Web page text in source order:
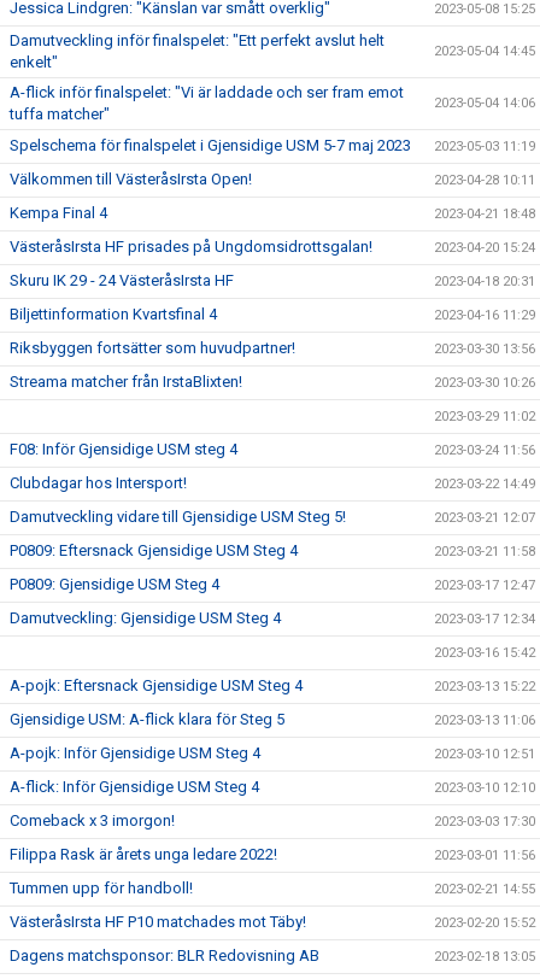
Jessica Lindgren: "Känslan var smått overklig" 2023-05-08 15:25
Damutveckling inför finalspelet: "Ett perfekt avslut helt
enkelt"
2023-05-04 14:45
A-flick inför finalspelet: "Vi är laddade och ser fram emot
tuffa matcher"
2023-05-04 14:06
Spelschema för finalspelet i Gjensidige USM 5-7 maj 2023 2023-05-03 11:19
Välkommen till VästeråsIrsta Open! 2023-04-28 10:11
Kempa Final 4 2023-04-21 18:48
VästeråsIrsta HF prisades på Ungdomsidrottsgalan! 2023-04-20 15:24
Skuru IK 29 - 24 VästeråsIrsta HF 2023-04-18 20:31
Biljettinformation Kvartsfinal 4 2023-04-16 11:29
Riksbyggen fortsätter som huvudpartner! 2023-03-30 13:56
Streama matcher från IrstaBlixten! 2023-03-30 10:26
2023-03-29 11:02
F08: Inför Gjensidige USM steg 4 2023-03-24 11:56
Clubdagar hos Intersport! 2023-03-22 14:49
Damutveckling vidare till Gjensidige USM Steg 5! 2023-03-21 12:07
P0809: Eftersnack Gjensidige USM Steg 4 2023-03-21 11:58
P0809: Gjensidige USM Steg 4 2023-03-17 12:47
Damutveckling: Gjensidige USM Steg 4 2023-03-17 12:34
2023-03-16 15:42
A-pojk: Eftersnack Gjensidige USM Steg 4 2023-03-13 15:22
Gjensidige USM: A-flick klara för Steg 5 2023-03-13 11:06
A-pojk: Inför Gjensidige USM Steg 4 2023-03-10 12:51
A-flick: Inför Gjensidige USM Steg 4 2023-03-10 12:10
Comeback x 3 imorgon! 2023-03-03 17:30
Filippa Rask är årets unga ledare 2022! 2023-03-01 11:56
Tummen upp för handboll! 2023-02-21 14:55
VästeråsIrsta HF P10 matchades mot Täby! 2023-02-20 15:52
Dagens matchsponsor: BLR Redovisning AB 2023-02-18 13:05